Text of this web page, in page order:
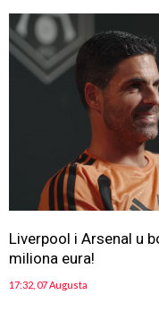
Liverpool i Arsenal u
miliona eura!
17:32, 07 Augusta